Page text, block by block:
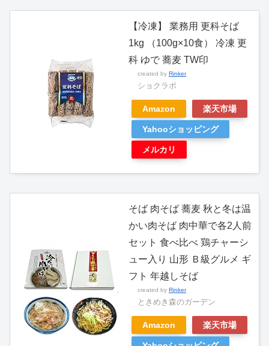
【冷凍】 業務用 更科そば
1kg （100g×10食） 冷凍 更
科 ゆで 蕎麦 TW印
created by Rinker
ショクラボ
Amazon 楽天市場
Yahooショッピング
メルカリ
そば 肉そば 蕎麦 秋と冬は温
かい肉そば 肉中華で各2人前
セット 食べ比べ 鶏チャーシ
ュー入り 山形 Ｂ級グルメ ギ
フト 年越しそば
created by Rinker
ときめき森のガーデン
Amazon 楽天市場